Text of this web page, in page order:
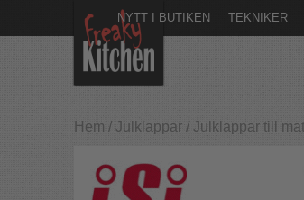
NYTT I BUTIKEN TEKNIKER
Hem / Julklappar / Julklappar till